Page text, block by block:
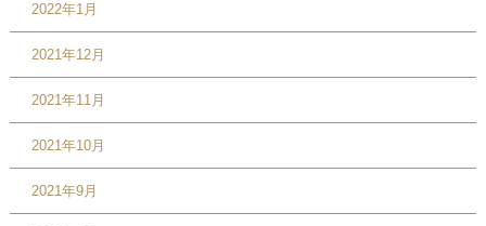
2022年1月
2021年12月
2021年11月
2021年10月
2021年9月